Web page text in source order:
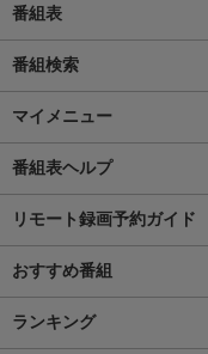
番組表
番組検索
マイメニュー
番組表ヘルプ
リモート録画予約ガイド
おすすめ番組
ランキング